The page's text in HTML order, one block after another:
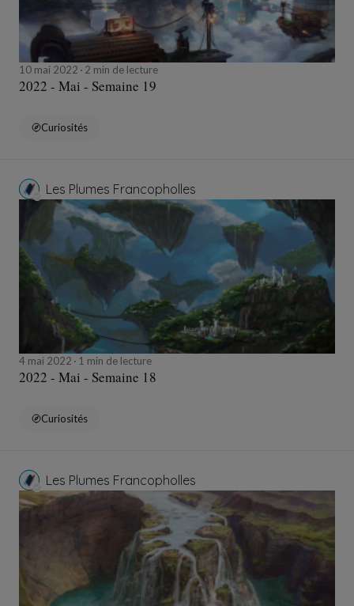
10 mai 2022 2 min de lecture
2022 - Mai - Semaine 19
Curiosités
Les Plumes Francopholles
4 mai 2022 1 min de lecture
2022 - Mai - Semaine 18
Curiosités
Les Plumes Francopholles